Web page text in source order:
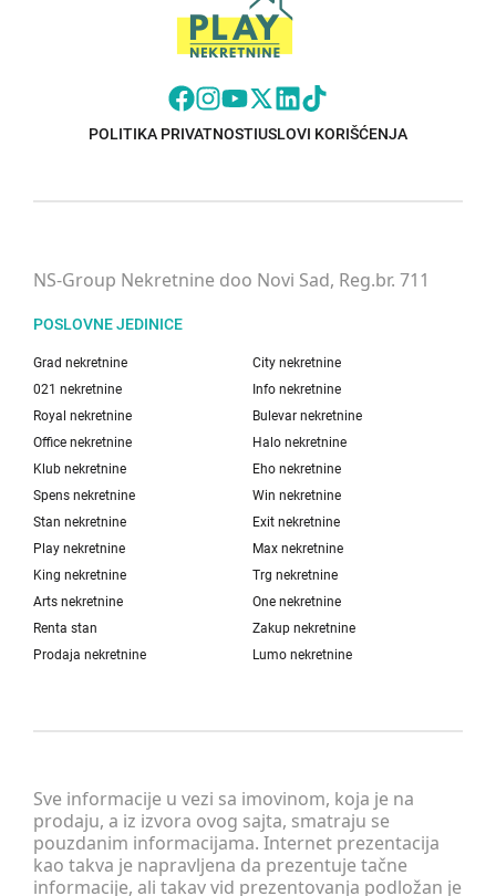
POLITIKA PRIVATNOSTIUSLOVI KORIŠĆENJA
Sve informacije u vezi sa imovinom, koja je na
prodaju, a iz izvora ovog sajta, smatraju se
pouzdanim informacijama. Internet prezentacija
kao takva je napravljena da prezentuje tačne
informacije, ali takav vid prezentovanja podložan je
NS-Group Nekretnine doo Novi Sad, Reg.br. 711
POSLOVNE JEDINICE
Grad nekretnine
City nekretnine
021 nekretnine
Info nekretnine
Royal nekretnine
Bulevar nekretnine
Office nekretnine
Halo nekretnine
Klub nekretnine
Eho nekretnine
Spens nekretnine
Win nekretnine
Stan nekretnine
Exit nekretnine
Play nekretnine
Max nekretnine
King nekretnine
Trg nekretnine
Arts nekretnine
One nekretnine
Renta stan
Zakup nekretnine
Prodaja nekretnine
Lumo nekretnine